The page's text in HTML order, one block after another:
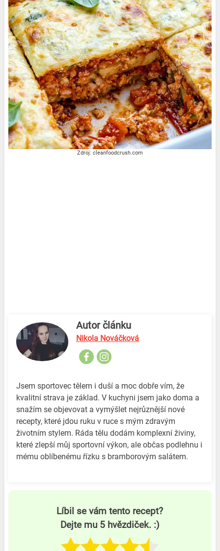
Zdroj: cleanfoodcrush.com
Autor článku
Nikola Nováčková
Jsem sportovec tělem i duší a moc dobře vím, že
kvalitní strava je základ. V kuchyni jsem jako doma a
snažím se objevovat a vymýšlet nejrůznější nové
recepty, které jdou ruku v ruce s mým zdravým
životním stylem. Ráda tělu dodám komplexní živiny,
které zlepší můj sportovní výkon, ale občas podlehnu i
mému oblíbenému řízku s bramborovým salátem.
Líbil se vám tento recept?
Dejte mu 5 hvězdiček. :)